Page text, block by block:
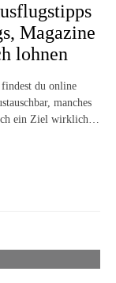
Magazine
lohnen
du online
manches
ein Ziel wirklich…